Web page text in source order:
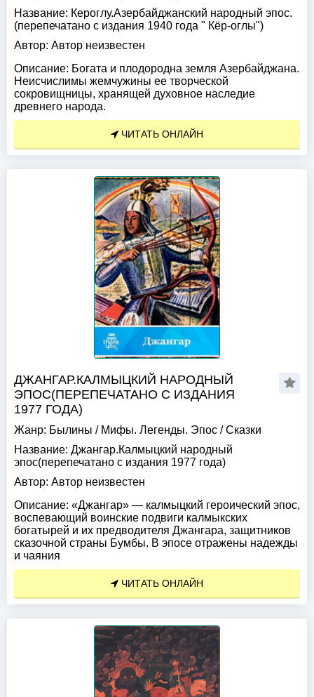
Название: Кероглу.Азербайджанский народный эпос.
(перепечатано с издания 1940 года " Кёр-оглы")
Автор: Автор неизвестен
Описание: Богата и плодородна земля Азербайджана.
Неисчислимы жемчужины ее творческой
сокровищницы, хранящей духовное наследие
древнего народа.
ЧИТАТЬ ОНЛАЙН
ДЖАНГАР.КАЛМЫЦКИЙ НАРОДНЫЙ
ЭПОС(ПЕРЕПЕЧАТАНО С ИЗДАНИЯ
1977 ГОДА)
Жанр: Былины / Мифы. Легенды. Эпос /Сказки
Название: Джангар.Калмыцкий народный
эпос(перепечатано с издания 1977 года)
Автор: Автор неизвестен
Описание: «Джангар» — калмыцкий героический эпос,
воспевающий воинские подвиги калмыкских
богатырей и их предводителя Джангара, защитников
сказочной страны Бумбы. В эпосе отражены надежды
и чаяния
ЧИТАТЬ ОНЛАЙН